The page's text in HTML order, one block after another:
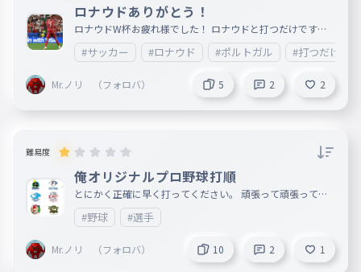
ロナウドありがとう！
ロナウドW杯お疲れ様でした！ ロナウドと打つだけです！ h
ttps://www.google.com/search?sca_esv=99579662e1d71
06b&rlz=1CCNKBA_enJP1206JP1206&sxsrf=APpeQnvyp9
ZgMafHxtq2CRTllpwwiVO44g:1783461476905&udm=2&f
bs=ABfTbFVDw6J1-MKhgvYpD2fHgkjDxhst1bYHHHZp-tn1A
LM81_K73mtzjdSRu_PjhREJyLKUudzG0ub2dY3yZsoyFBe
XCTHVJSVCJFb4mvr30Fd8PESVYr3fGGFMVZtULj_DkNgd_5
ed1dZjjOzd9jdnWfpy4dqyccj9bFeP3NgQI2oIPWGwhlSkK
%A6%E3%83%89&sa=X&ved=2ahUKEwiakLTex8GVAxVLsl
YBHRh
#サッカー #ロナウド #ポルトガル #打つだけ
Mr.ノリ （フォロバ） 5 2 2
難易度
俺オリジナルプロ野球打順
とにかく正確に早く打ってください。 頑張って頑張ってデ
ュンデュン
#野球 #選手
Mr.ノリ （フォロバ） 10 2 1